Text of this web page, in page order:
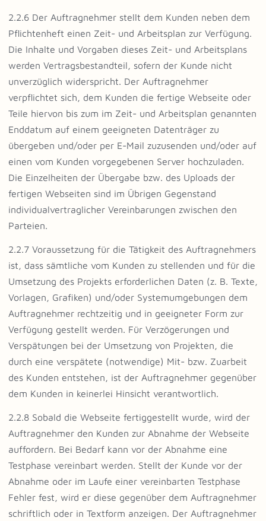
2.2.6 Der Auftragnehmer stellt dem Kunden neben dem
Pflichtenheft einen Zeit- und Arbeitsplan zur Verfügung.
Die Inhalte und Vorgaben dieses Zeit- und Arbeitsplans
werden Vertragsbestandteil, sofern der Kunde nicht
unverzüglich widerspricht. Der Auftragnehmer
verpflichtet sich, dem Kunden die fertige Webseite oder
Teile hiervon bis zum im Zeit- und Arbeitsplan genannten
Enddatum auf einem geeigneten Datenträger zu
übergeben und/oder per E-Mail zuzusenden und/oder auf
einen vom Kunden vorgegebenen Server hochzuladen.
Die Einzelheiten der Übergabe bzw. des Uploads der
fertigen Webseiten sind im Übrigen Gegenstand
individualvertraglicher Vereinbarungen zwischen den
Parteien.
2.2.7 Voraussetzung für die Tätigkeit des Auftragnehmers
ist, dass sämtliche vom Kunden zu stellenden und für die
Umsetzung des Projekts erforderlichen Daten (z. B. Texte,
Vorlagen, Grafiken) und/oder Systemumgebungen dem
Auftragnehmer rechtzeitig und in geeigneter Form zur
Verfügung gestellt werden. Für Verzögerungen und
Verspätungen bei der Umsetzung von Projekten, die
durch eine verspätete (notwendige) Mit- bzw. Zuarbeit
des Kunden entstehen, ist der Auftragnehmer gegenüber
dem Kunden in keinerlei Hinsicht verantwortlich.
2.2.8 Sobald die Webseite fertiggestellt wurde, wird der
Auftragnehmer den Kunden zur Abnahme der Webseite
auffordern. Bei Bedarf kann vor der Abnahme eine
Testphase vereinbart werden. Stellt der Kunde vor der
Abnahme oder im Laufe einer vereinbarten Testphase
Fehler fest, wird er diese gegenüber dem Auftragnehmer
schriftlich oder in Textform anzeigen. Der Auftragnehmer